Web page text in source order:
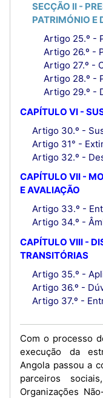
SECÇÃO II -
PATRIMÓNIO E
Artigo 25.º -
Artigo 26.º -
Artigo 27.º -
Artigo 28.º -
Artigo 29.º -
CAPÍTULO VI -
Artigo 30.º -
Artigo 31° -
Artigo 32.º -
CAPÍTULO VII -
E AVALIAÇÃO
Artigo 33.º -
Artigo 34.º -
CAPÍTULO VIII -
TRANSITÓRIAS
Artigo 35.º -
Artigo 36.º -
Artigo 37.º -
Com o processo
execução da
Angola passou a
parceiros
Organizações